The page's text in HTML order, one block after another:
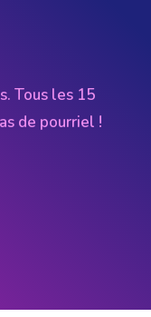
Tous les 15
de pourriel !